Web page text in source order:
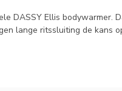
DASSY Ellis bodywarmer.
lange ritssluiting de kans